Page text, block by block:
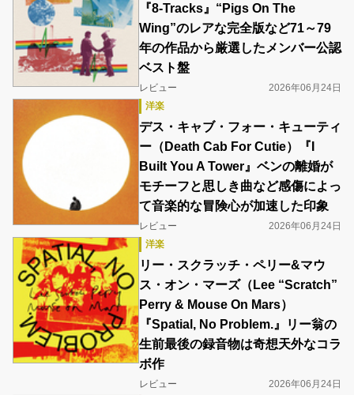
『8-Tracks』“Pigs On The
Wing”のレアな完全版など71～79
年の作品から厳選したメンバー公認
ベスト盤
レビュー
2026年06月24日
洋楽
デス・キャブ・フォー・キューティ
ー（Death Cab For Cutie）『I
Built You A Tower』ベンの離婚が
モチーフと思しき曲など感傷によっ
て音楽的な冒険心が加速した印象
レビュー
2026年06月24日
洋楽
リー・スクラッチ・ペリー&マウ
ス・オン・マーズ（Lee “Scratch”
Perry & Mouse On Mars）
『Spatial, No Problem.』リー翁の
生前最後の録音物は奇想天外なコラ
ボ作
レビュー
2026年06月24日